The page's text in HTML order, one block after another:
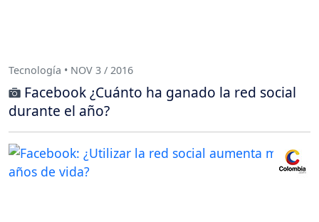
Tecnología • NOV 3 / 2016
Facebook ¿Cuánto ha ganado la red social
durante el año?